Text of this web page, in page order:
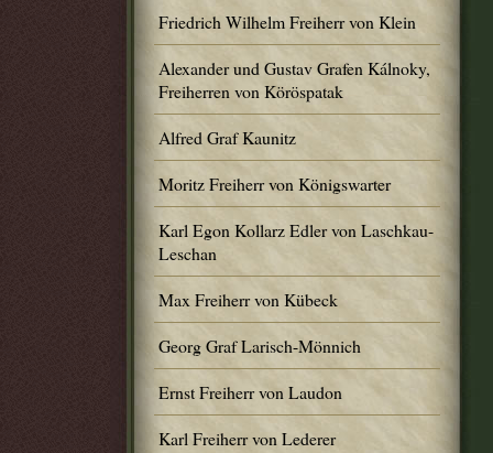
Friedrich Wilhelm Freiherr von Klein
Alexander und Gustav Grafen Kálnoky,
Freiherren von Köröspatak
Alfred Graf Kaunitz
Moritz Freiherr von Königswarter
Karl Egon Kollarz Edler von Laschkau-
Leschan
Max Freiherr von Kübeck
Georg Graf Larisch-Mönnich
Ernst Freiherr von Laudon
Karl Freiherr von Lederer